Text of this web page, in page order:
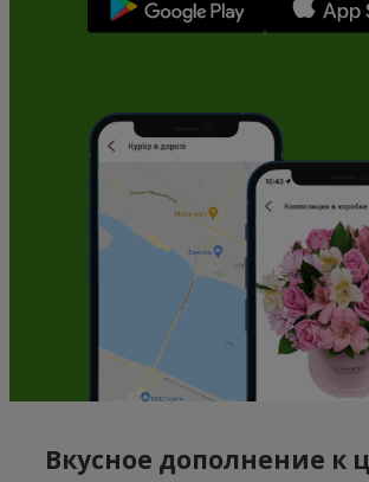
Вкусное дополнение к